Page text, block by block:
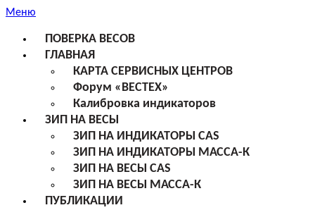
Меню
ПОВЕРКА ВЕСОВ
ГЛАВНАЯ
КАРТА СЕРВИСНЫХ ЦЕНТРОВ
Форум «ВЕСТЕХ»
Калибровка индикаторов
ЗИП НА ВЕСЫ
ЗИП НА ИНДИКАТОРЫ CAS
ЗИП НА ИНДИКАТОРЫ МАССА-К
ЗИП НА ВЕСЫ CAS
ЗИП НА ВЕСЫ МАССА-К
ПУБЛИКАЦИИ